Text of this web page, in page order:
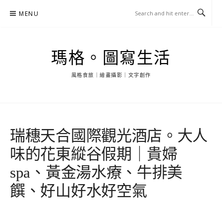
MENU
瑪格。圖寫生活
風格食旅｜繪畫攝影｜文字創作
瑞穗天合國際觀光酒店。大人
味的花東縱谷假期｜貴婦
spa、黃金湯水療、牛排美
饌、好山好水好空氣